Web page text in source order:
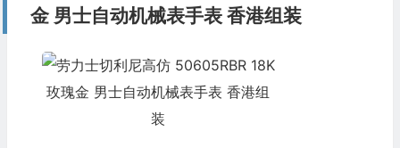
金 男士自动机械表手表 香港组装